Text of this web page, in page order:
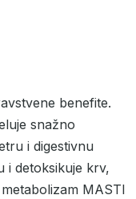
benefite.
snažno
i digestivnu
i detoksikuje krv,
MASTI